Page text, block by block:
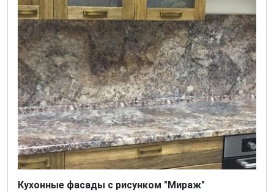
Кухонные фасады с рисунком "Мираж"